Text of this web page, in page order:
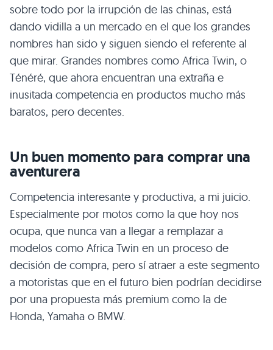
sobre todo por la irrupción de las chinas, está
dando vidilla a un mercado en el que los grandes
nombres han sido y siguen siendo el referente al
que mirar. Grandes nombres como Africa Twin, o
Ténéré, que ahora encuentran una extraña e
inusitada competencia en productos mucho más
baratos, pero decentes.
Un buen momento para comprar una
aventurera
Competencia interesante y productiva, a mi juicio.
Especialmente por motos como la que hoy nos
ocupa, que nunca van a llegar a remplazar a
modelos como Africa Twin en un proceso de
decisión de compra, pero sí atraer a este segmento
a motoristas que en el futuro bien podrían decidirse
por una propuesta más premium como la de
Honda, Yamaha o BMW.